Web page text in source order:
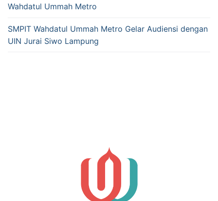
Wahdatul Ummah Metro
SMPIT Wahdatul Ummah Metro Gelar Audiensi dengan
UIN Jurai Siwo Lampung